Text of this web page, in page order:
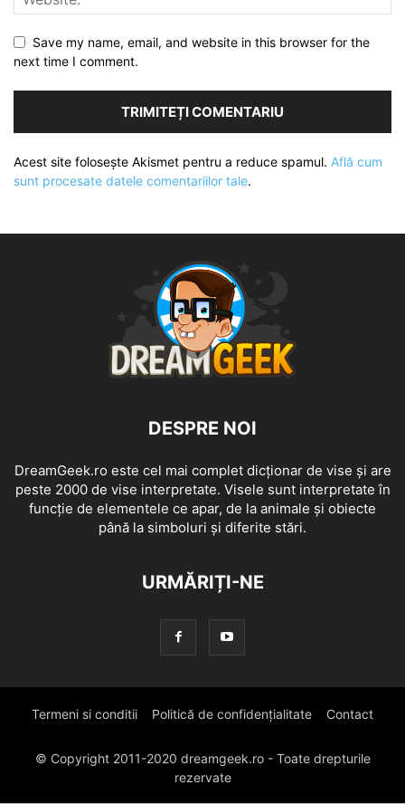
Save my name, email, and website in this browser for the
next time I comment.
Acest site folosește Akismet pentru a reduce spamul. Află cum
sunt procesate datele comentariilor tale.
DESPRE NOI
DreamGeek.ro este cel mai complet dicționar de vise și are
peste 2000 de vise interpretate. Visele sunt interpretate în
funcție de elementele ce apar, de la animale și obiecte
până la simboluri și diferite stări.
URMĂRIȚI-NE
Termeni si conditii Politică de confidențialitate Contact
© Copyright 2011-2020 dreamgeek.ro - Toate drepturile
rezervate